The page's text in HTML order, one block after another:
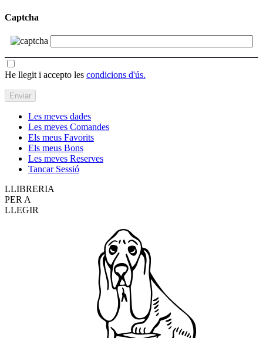
Captcha
He llegit i accepto les condicions d'ús.
Les meves dades
Les meves Comandes
Els meus Favorits
Els meus Bons
Les meves Reserves
Tancar Sessió
LLIBRERIA
PER A
LLEGIR